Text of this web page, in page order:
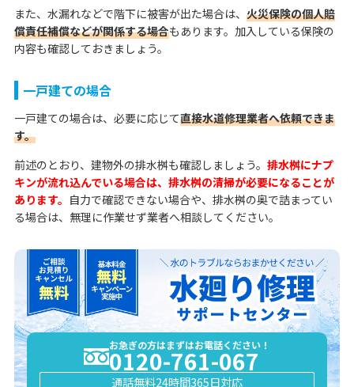
また、水漏れなどで階下に被害が出た場合は、 火災保険の個人賠
償責任補償などが関係する場合もあります。加入している保険の
内容も確認しておきましょう。
一戸建ての場合
一戸建ての場合は、必要に応じて直接水道修理業者へ依頼できま
す。
前述のとおり、建物外の排水桝も確認しましょう。 排水桝にナプ
キンが流れ込んでいる場合は、排水桝の清掃が必要になることが
あります。 自力で確認できない場合や、排水桝の奥で詰まってい
る場合は、無理に作業せず業者へ相談してください。
お急ぎの方はまずはお電話ください！
0120-761-067
通話無料24時間365日対応